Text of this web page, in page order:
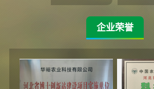
企业荣誉